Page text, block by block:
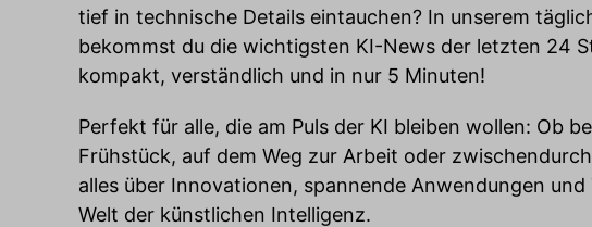
tief in technische Details eintauchen? In unserem
bekommst du die wichtigsten KI-News der letzten 24
kompakt, verständlich und in nur 5 Minuten!
Perfekt für alle, die am Puls der KI bleiben wollen: Ob
Frühstück, auf dem Weg zur Arbeit oder
alles über Innovationen, spannende Anwendungen und
Welt der künstlichen Intelligenz.